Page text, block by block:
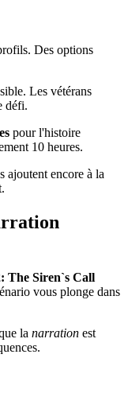
Des options
Les vétérans
défi.
pour l'histoire
10 heures.
ajoutent encore à la
The Siren`s Call
vous plonge dans
la narration est